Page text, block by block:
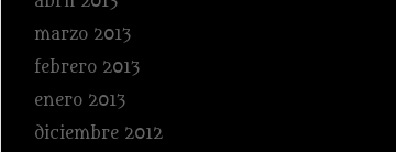
marzo 2013
febrero 2013
enero 2013
diciembre 2012